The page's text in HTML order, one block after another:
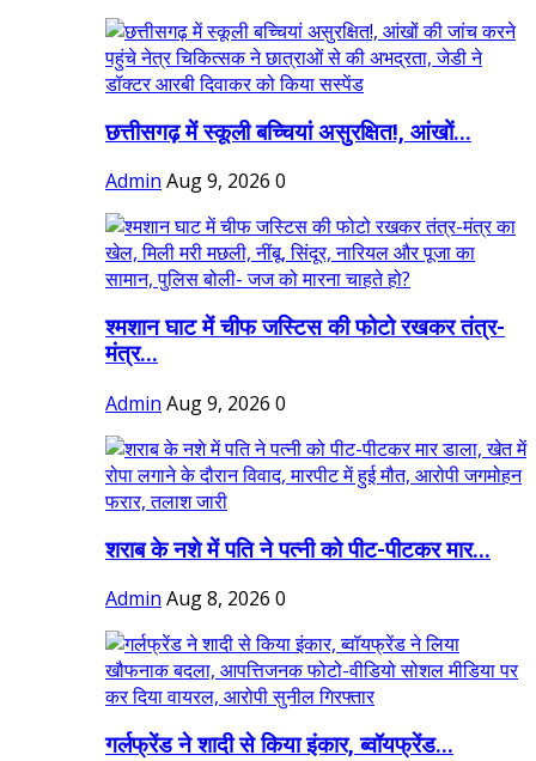
छत्तीसगढ़ में स्कूली बच्चियां असुरक्षित!, आंखों...
Admin Aug 9, 2026 0
श्मशान घाट में चीफ जस्टिस की फोटो रखकर तंत्र-
मंत्र...
Admin Aug 9, 2026 0
शराब के नशे में पति ने पत्नी को पीट-पीटकर मार...
Admin Aug 8, 2026 0
गर्लफ्रेंड ने शादी से किया इंकार, ब्वॉयफ्रेंड...